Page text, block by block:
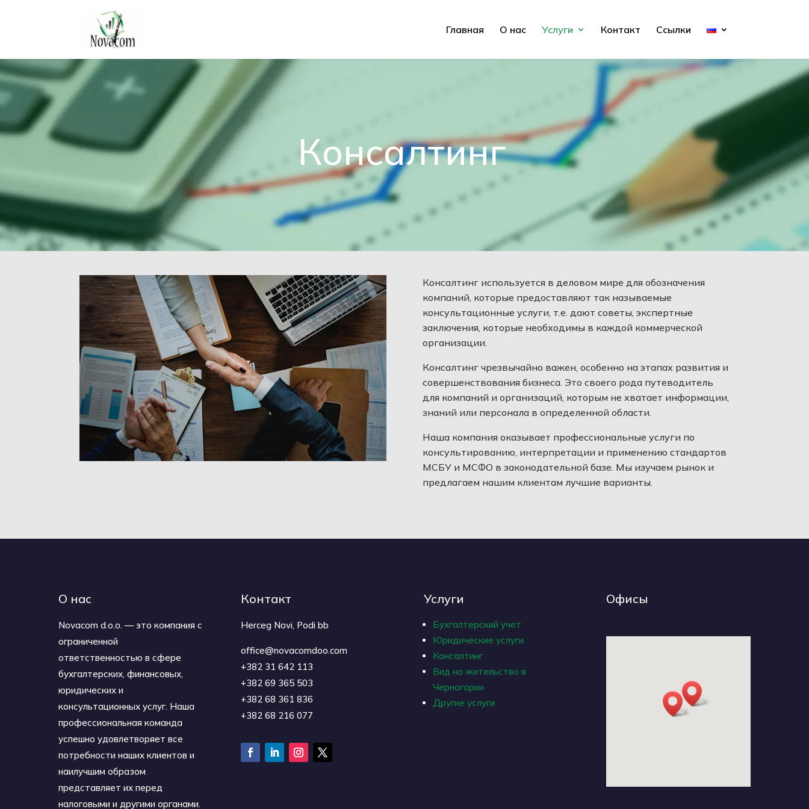
Главная О нас Услуги Контакт Ссылки
Консалтинг
Консалтинг используется в деловом мире для обозначения
компаний, которые предоставляют так называемые
консультационные услуги, т.е. дают советы, экспертные
заключения, которые необходимы в каждой коммерческой
организации.
Консалтинг чрезвычайно важен, особенно на этапах развития и
совершенствования бизнеса. Это своего рода путеводитель
для компаний и организаций, которым не хватает информации,
знаний или персонала в определенной области.
Наша компания оказывает профессиональные услуги по
консультированию, интерпретации и применению стандартов
МСБУ и МСФО в законодательной базе. Мы изучаем рынок и
предлагаем нашим клиентам лучшие варианты.
О нас
Novacom d.o.o. — это компания с
ограниченной
ответственностью в сфере
бухгалтерских, финансовых,
юридических и
консультационных услуг. Наша
профессиональная команда
успешно удовлетворяет все
потребности наших клиентов и
наилучшим образом
представляет их перед
налоговыми и другими органами.
Контакт
Herceg Novi, Podi bb
office@novacomdoo.com
+382 31 642 113
+382 69 365 503
+382 68 361 836
+382 68 216 077
Услуги
Бухгалтерский учет
Юридические услуги
Консалтинг
Вид на жительство в
Черногории
Другие услуги
Офисы